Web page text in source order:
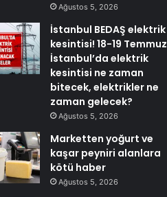
Ağustos 5, 2026
İstanbul BEDAŞ elektrik
kesintisi! 18-19 Temmuz
İstanbul’da elektrik
kesintisi ne zaman
bitecek, elektrikler ne
zaman gelecek?
Ağustos 5, 2026
Marketten yoğurt ve
kaşar peyniri alanlara
kötü haber
Ağustos 5, 2026